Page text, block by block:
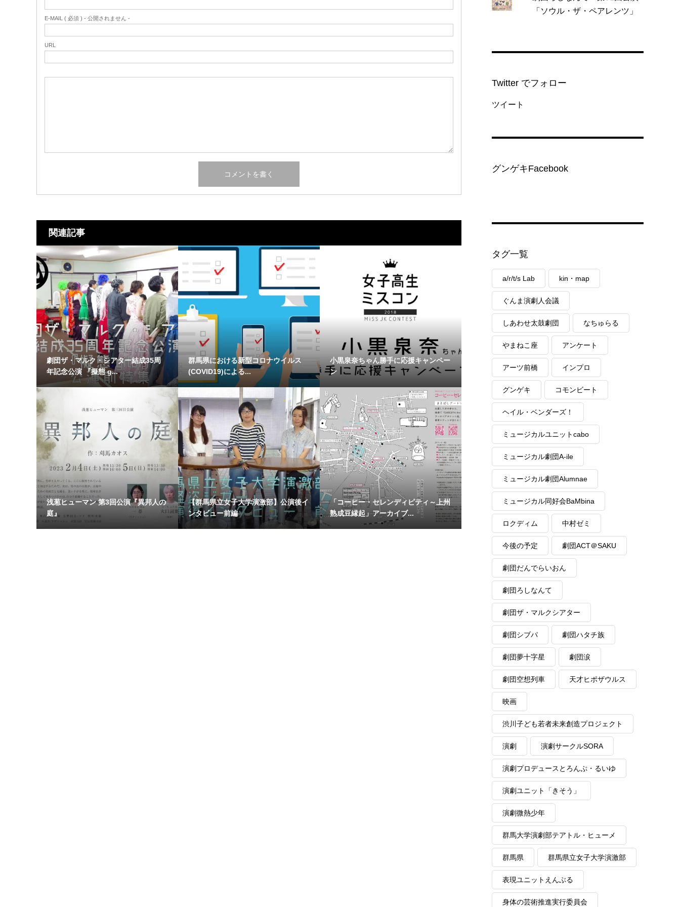
E-MAIL ( 必須 ) - 公開されません -
URL
関連記事
劇団ザ・マルク・シアター結成35周
年記念公演 『擬態 g...
群馬県における新型コロナウイルス
(COVID19)による...
小黒泉奈ちゃん勝手に応援キャンペー
ン
浅葱ヒューマン 第3回公演『異邦人の
庭』
【群馬県立女子大学演激部】公演後イ
ンタビュー前編
「コーヒー・セレンディピティ～上州
熟成豆縁起」アーカイブ...
「ソウル・ザ・ペアレンツ」
Twitter でフォロー
ツイート
グンゲキFacebook
タグ一覧
a/r/t/s Lab kin・map
ぐんま演劇人会議
しあわせ太鼓劇団 なちゅらる
やまねこ座 アンケート
アーツ前橋 インプロ
グンゲキ コモンビート
ヘイル・ベンダーズ！
ミュージカルユニットcabo
ミュージカル劇団A-ile
ミュージカル劇団Alumnae
ミュージカル同好会BaMbina
ロクディム 中村ゼミ
今後の予定 劇団ACT＠SAKU
劇団だんでらいおん
劇団ろしなんて
劇団ザ・マルクシアター
劇団シブパ 劇団ハタチ族
劇団夢十字星 劇団涙
劇団空想列車 天才ヒポザウルス
映画
渋川子ども若者未来創造プロジェクト
演劇 演劇サークルSORA
演劇プロデュースとろんぷ・るいゆ
演劇ユニット「きそう」
演劇微熱少年
群馬大学演劇部テアトル・ヒューメ
群馬県 群馬県立女子大学演激部
表現ユニットえんぶる
身体の芸術推進実行委員会